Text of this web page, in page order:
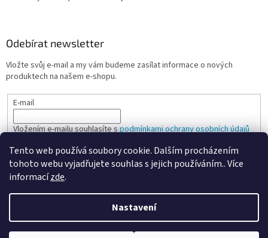
Tento web používá soubory cookie. Dalším procházením
tohoto webu vyjadřujete souhlas s jejich používáním.. Více
informacízde.
Nastavení
Odebírat newsletter
Vložte svůj e-mail a my vám budeme zasílat informace o nových
produktech na našem e-shopu.
E-mail
Vložením e-mailu souhlasíte spodmínkami ochrany osobních údajů
PŘIHLÁSIT SE
Vytvořil Shoptet